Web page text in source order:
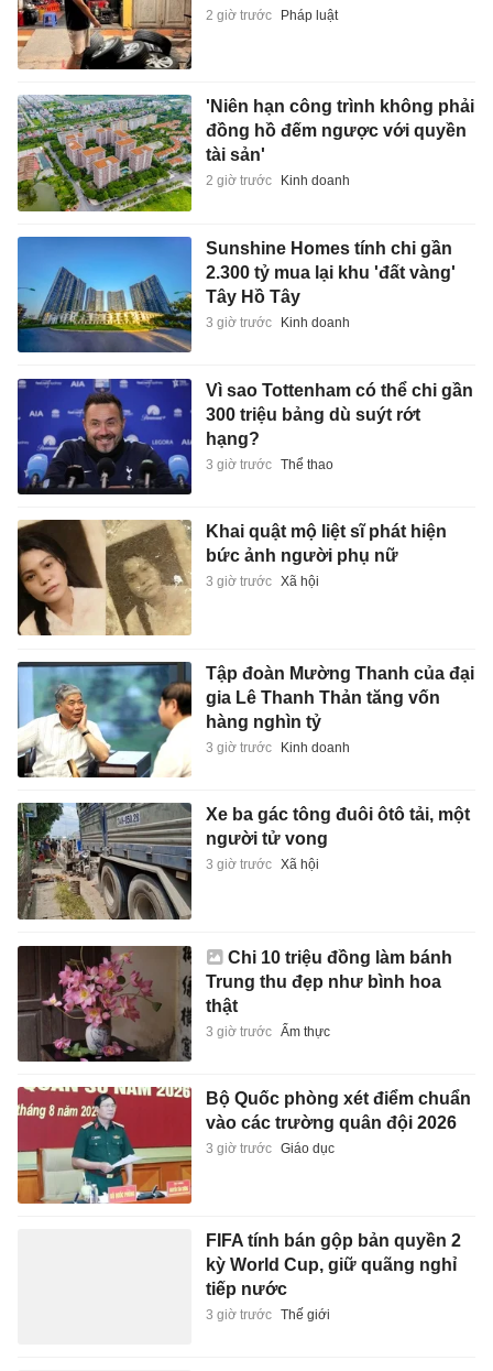
2 giờ trước Pháp luật
'Niên hạn công trình không phải
đồng hồ đếm ngược với quyền
tài sản'
2 giờ trước Kinh doanh
Sunshine Homes tính chi gần
2.300 tỷ mua lại khu 'đất vàng'
Tây Hồ Tây
3 giờ trước Kinh doanh
Vì sao Tottenham có thể chi gần
300 triệu bảng dù suýt rớt
hạng?
3 giờ trước Thể thao
Khai quật mộ liệt sĩ phát hiện
bức ảnh người phụ nữ
3 giờ trước Xã hội
Tập đoàn Mường Thanh của đại
gia Lê Thanh Thản tăng vốn
hàng nghìn tỷ
3 giờ trước Kinh doanh
Xe ba gác tông đuôi ôtô tải, một
người tử vong
3 giờ trước Xã hội
Chi 10 triệu đồng làm bánh
Trung thu đẹp như bình hoa
thật
3 giờ trước Ẩm thực
Bộ Quốc phòng xét điểm chuẩn
vào các trường quân đội 2026
3 giờ trước Giáo dục
FIFA tính bán gộp bản quyền 2
kỳ World Cup, giữ quãng nghỉ
tiếp nước
3 giờ trước Thế giới